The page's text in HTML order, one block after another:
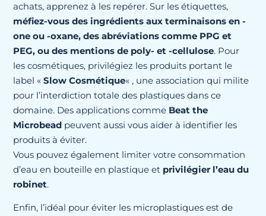
achats, apprenez à les repérer. Sur les étiquettes,
méfiez-vous des ingrédients aux terminaisons en -
one ou -oxane, des abréviations comme PPG et
PEG, ou des mentions de poly- et -cellulose. Pour
les cosmétiques, privilégiez les produits portant le
label «Slow Cosmétique« , une association qui milite
pour l’interdiction totale des plastiques dans ce
domaine. Des applications comme Beat the
Microbead peuvent aussi vous aider à identifier les
produits à éviter.
Vous pouvez également limiter votre consommation
d’eau en bouteille en plastique et privilégier l’eau du
robinet.
Enfin, l’idéal pour éviter les microplastiques est de